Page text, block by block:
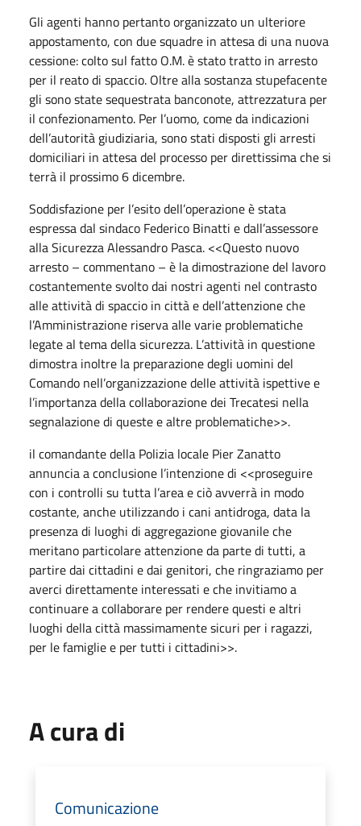
Gli agenti hanno pertanto organizzato un ulteriore
appostamento, con due squadre in attesa di una nuova
cessione: colto sul fatto O.M. è stato tratto in arresto
per il reato di spaccio. Oltre alla sostanza stupefacente
gli sono state sequestrata banconote, attrezzatura per
il confezionamento. Per l’uomo, come da indicazioni
dell’autorità giudiziaria, sono stati disposti gli arresti
domiciliari in attesa del processo per direttissima che si
terrà il prossimo 6 dicembre.
Soddisfazione per l’esito dell’operazione è stata
espressa dal sindaco Federico Binatti e dall’assessore
alla Sicurezza Alessandro Pasca. <<Questo nuovo
arresto – commentano – è la dimostrazione del lavoro
costantemente svolto dai nostri agenti nel contrasto
alle attività di spaccio in città e dell’attenzione che
l’Amministrazione riserva alle varie problematiche
legate al tema della sicurezza. L’attività in questione
dimostra inoltre la preparazione degli uomini del
Comando nell’organizzazione delle attività ispettive e
l’importanza della collaborazione dei Trecatesi nella
segnalazione di queste e altre problematiche>>.
il comandante della Polizia locale Pier Zanatto
annuncia a conclusione l’intenzione di <<proseguire
con i controlli su tutta l’area e ciò avverrà in modo
costante, anche utilizzando i cani antidroga, data la
presenza di luoghi di aggregazione giovanile che
meritano particolare attenzione da parte di tutti, a
partire dai cittadini e dai genitori, che ringraziamo per
averci direttamente interessati e che invitiamo a
continuare a collaborare per rendere questi e altri
luoghi della città massimamente sicuri per i ragazzi,
per le famiglie e per tutti i cittadini>>.
A cura di
Comunicazione